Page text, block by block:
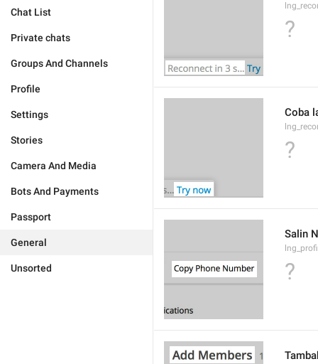
Chat List
Private chats
Groups And Channels
Profile
Settings
Stories
Camera And Media
Bots And Payments
Passport
General
Unsorted
?
Coba
?
Salin
?